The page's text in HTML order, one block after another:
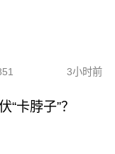
3小时前
卡脖子”？